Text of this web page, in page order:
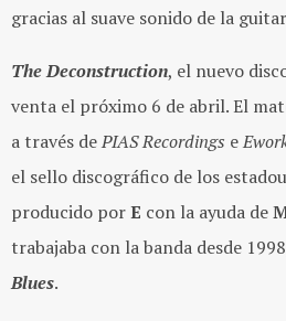
gracias al suave sonido de la
TheDeconstruction, el nuevo
venta el próximo 6 de abril. El
a través dePIASRecordings e
el sello discográfico de los
producido porE con la ayuda de
trabajaba con la banda desde
Blues.